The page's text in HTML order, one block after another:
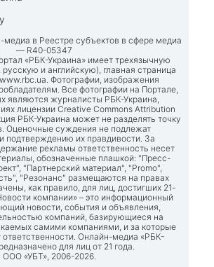
медиа в Реестре субъектов в сфере медиа
— R40-05347
«РБК-Украина» имеет трехязычную
и английскую), главная страница
. Фотографии, изображения
Все фотографии на Портале,
являются журналисты РБК-Украина,
лицензии Creative Commons Attribution
РБК-Украина может не разделять точку
Оценочные суждения не подлежат
подтверждению их правдивости. За
рекламы ответственность несет
обозначенные плашкой: "Пресс-
"Партнерский материал", "Promo",
"Резонанс" размещаются на правах
как правило, для лиц, достигших 21-
компании» – это информационный
новости, события и объявления,
компаний, базирующиеся на
самими компаниями, и за которые
ответственности. Онлайн-медиа «РБК-
для лиц от 21 года.
«УБТ», 2006-2026.